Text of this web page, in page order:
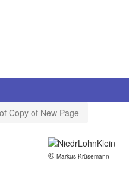
Copy of New Page
© Markus Krüsemann